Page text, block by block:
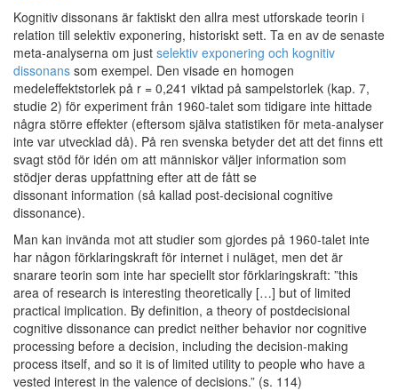
Kognitiv dissonans är faktiskt den allra mest utforskade teorin i
relation till selektiv exponering, historiskt sett. Ta en av de senaste
meta-analyserna om just selektiv exponering och kognitiv
dissonans som exempel. Den visade en homogen
medeleffektstorlek på r = 0,241 viktad på sampelstorlek (kap. 7,
studie 2) för experiment från 1960-talet som tidigare inte hittade
några större effekter (eftersom själva statistiken för meta-analyser
inte var utvecklad då). På ren svenska betyder det att det finns ett
svagt stöd för idén om att människor väljer information som
stödjer deras uppfattning efter att de fått se
dissonant information (så kallad post-decisional cognitive
dissonance).
Man kan invända mot att studier som gjordes på 1960-talet inte
har någon förklaringskraft för internet i nuläget, men det är
snarare teorin som inte har speciellt stor förklaringskraft: ”this
area of research is interesting theoretically […] but of limited
practical implication. By definition, a theory of postdecisional
cognitive dissonance can predict neither behavior nor cognitive
processing before a decision, including the decision-making
process itself, and so it is of limited utility to people who have a
vested interest in the valence of decisions.” (s. 114)